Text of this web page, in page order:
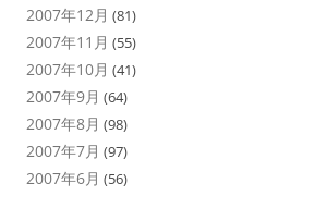
2007年12月 (81)
2007年11月 (55)
2007年10月 (41)
2007年9月 (64)
2007年8月 (98)
2007年7月 (97)
2007年6月 (56)